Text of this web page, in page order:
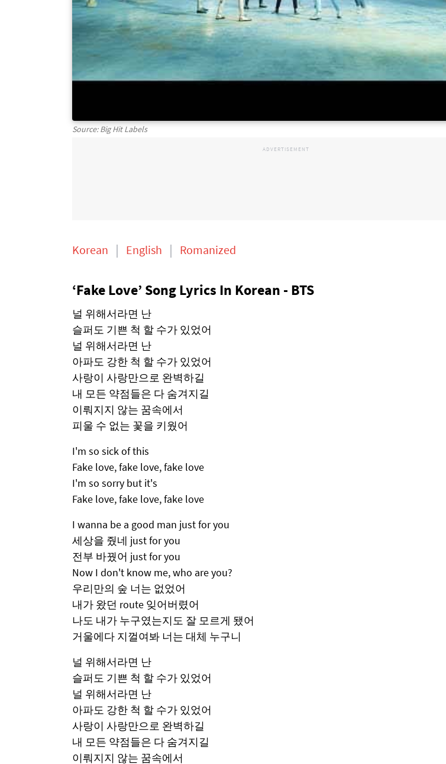
Source: Big Hit Labels
Korean English Romanized
‘Fake Love’ Song Lyrics In Korean - BTS
널 위해서라면 난
슬퍼도 기쁜 척 할 수가 있었어
널 위해서라면 난
아파도 강한 척 할 수가 있었어
사랑이 사랑만으로 완벽하길
내 모든 약점들은 다 숨겨지길
이뤄지지 않는 꿈속에서
피울 수 없는 꽃을 키웠어
I'm so sick of this
Fake love, fake love, fake love
I'm so sorry but it's
Fake love, fake love, fake love
I wanna be a good man just for you
세상을 줬네 just for you
전부 바꿨어 just for you
Now I don't know me, who are you?
우리만의 숲 너는 없었어
내가 왔던 route 잊어버렸어
나도 내가 누구였는지도 잘 모르게 됐어
거울에다 지껄여봐 너는 대체 누구니
널 위해서라면 난
슬퍼도 기쁜 척 할 수가 있었어
널 위해서라면 난
아파도 강한 척 할 수가 있었어
사랑이 사랑만으로 완벽하길
내 모든 약점들은 다 숨겨지길
이뤄지지 않는 꿈속에서